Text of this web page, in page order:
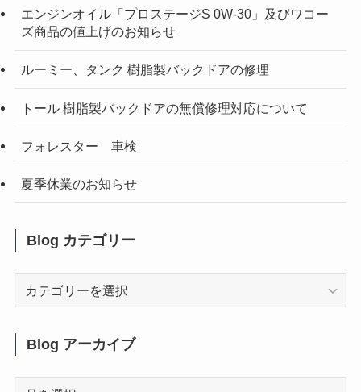
エンジンオイル「プロステージS 0W-30」及びワコー
ズ商品の値上げのお知らせ
ルーミー、タンク 樹脂製バックドアの修理
トール 樹脂製バックドアの無償修理対応について
フォレスター 車検
夏季休業のお知らせ
Blog カテゴリー
Blog
ー
Blog アーカイブ
Blog